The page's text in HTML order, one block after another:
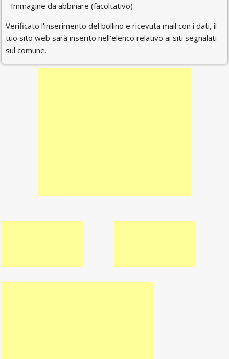
- Immagine da abbinare (facoltativo)
Verificato l'inserimento del bollino e ricevuta mail con i dati, il
tuo sito web sarà inserito nell'elenco relativo ai siti segnalati
sul comune.